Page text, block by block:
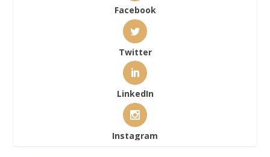
Facebook
Twitter
LinkedIn
Instagram